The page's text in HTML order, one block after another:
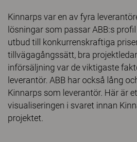
Kinnarps var en av fyra
lösningar som passar ABB:s
utbud till konkurrenskraftiga
tillvägagångssätt, bra
införsäljning var de viktigaste
leverantör. ABB har också lång
Kinnarps som leverantör. Här är
visualiseringen i svaret innan
projektet.